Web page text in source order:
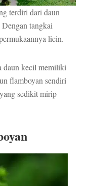
terdiri dari daun
tangkai
licin.
daun kecil memiliki
flamboyan sendiri
sedikit mirip